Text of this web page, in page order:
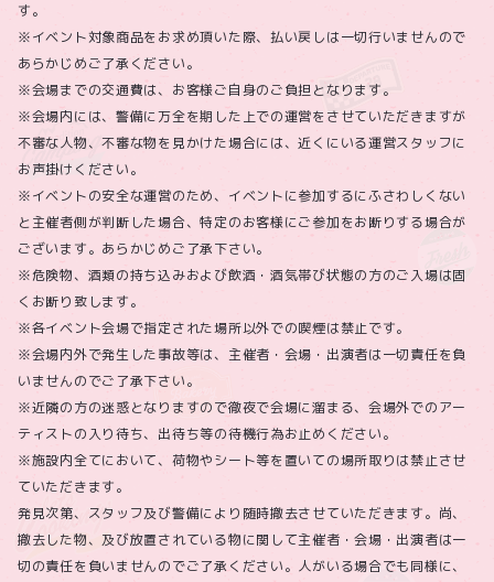
す。
※イベント対象商品をお求め頂いた際、払い戻しは一切行いませんので
あらかじめご了承ください。
※会場までの交通費は、お客様ご自身のご負担となります。
※会場内には、警備に万全を期した上での運営をさせていただきますが
不審な人物、不審な物を見かけた場合には、近くにいる運営スタッフに
お声掛けください。
※イベントの安全な運営のため、イベントに参加するにふさわしくない
と主催者側が判断した場合、特定のお客様にご参加をお断りする場合が
ございます。あらかじめご了承下さい。
※危険物、酒類の持ち込みおよび飲酒・酒気帯び状態の方のご入場は固
くお断り致します。
※各イベント会場で指定された場所以外での喫煙は禁止です。
※会場内外で発生した事故等は、主催者・会場・出演者は一切責任を負
いませんのでご了承下さい。
※近隣の方の迷惑となりますので徹夜で会場に溜まる、会場外でのアー
ティストの入り待ち、出待ち等の待機行為お止めください。
※施設内全てにおいて、荷物やシート等を置いての場所取りは禁止させ
ていただきます。
発見次第、スタッフ及び警備により随時撤去させていただきます。尚、
撤去した物、及び放置されている物に関して主催者・会場・出演者は一
切の責任を負いませんのでご了承ください。人がいる場合でも同様に、